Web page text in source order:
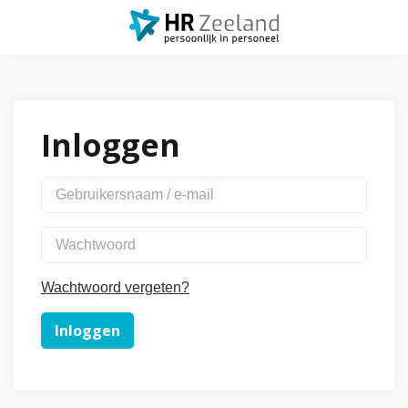
Inloggen
Wachtwoord vergeten?